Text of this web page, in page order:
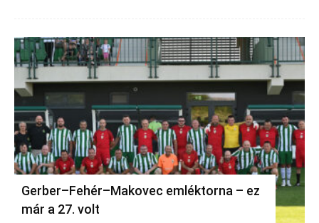
Gerber–Fehér–Makovec emléktorna – ez
már a 27. volt